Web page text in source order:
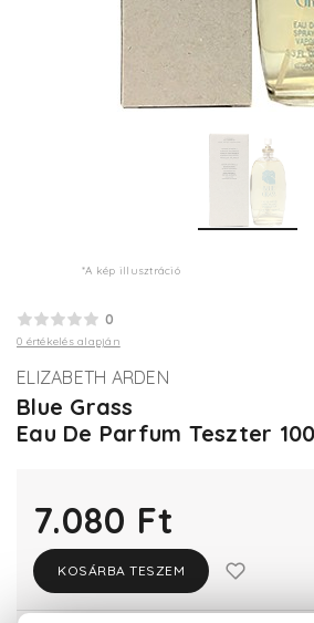
*A kép illusztráció
0
0 értékelés alapján
ELIZABETH ARDEN
Blue Grass
Eau De Parfum Teszter
7.080 Ft
KOSÁRBA TESZEM